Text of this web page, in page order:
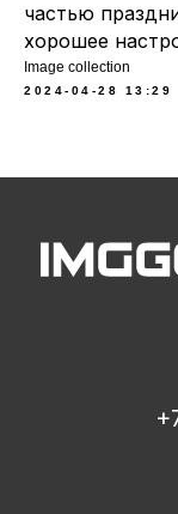
частью
хорошее
Image collection
2024-04-28 13:29